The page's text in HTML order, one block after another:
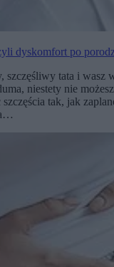
dyskomfort po
szczęśliwy tata i wasz
niestety nie
tak, jak